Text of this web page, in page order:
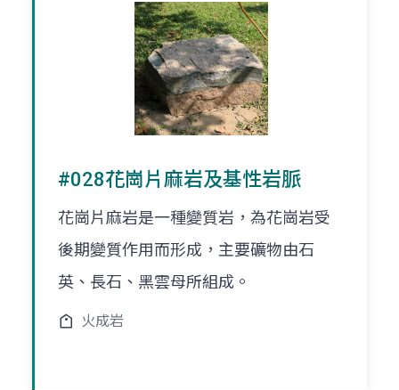
#028花崗片麻岩及基性岩脈
花崗片麻岩是一種變質岩，為花崗岩受
後期變質作用而形成，主要礦物由石
英、長石、黑雲母所組成。
火成岩